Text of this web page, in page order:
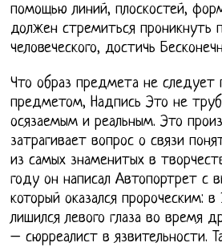
помощью линий, плоскостей,
должен стремиться проникнуть
человеческого, достичь
Что образ предмета не следует
предметом, Надпись Это не
осязаемым и реальным. Это
затрагивает вопрос о связи
из самых знаменитых в
году он написал Автопортрет с
который оказался пророческим:
лишился левого глаза во время
– сюрреалист в язвительности.